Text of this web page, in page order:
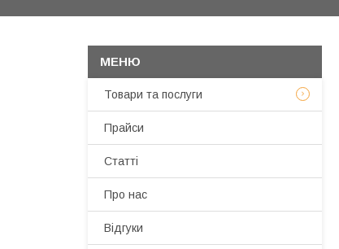
Товари та послуги
Прайси
Статті
Про нас
Відгуки